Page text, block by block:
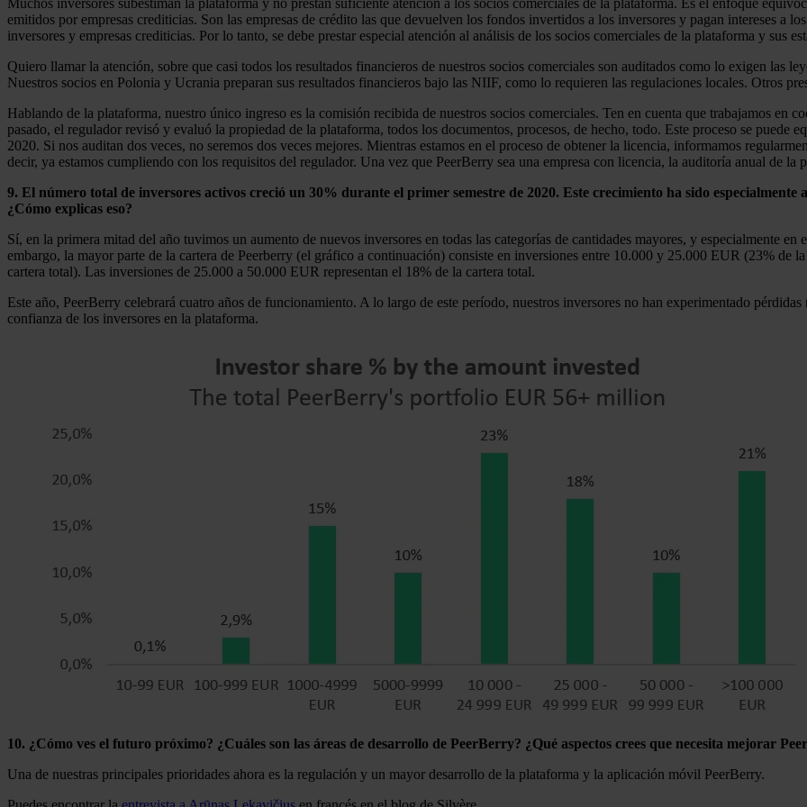
emitidos por empresas crediticias. Son las empresas de crédito las que devuelven los fondos invertidos a los inversores y pagan intereses a
inversores y empresas crediticias. Por lo tanto, se debe prestar especial atención al análisis de los socios comerciales de la plataforma y sus
Quiero llamar la atención, sobre que casi todos los resultados financieros de nuestros socios comerciales son auditados como lo exigen las
Nuestros socios en Polonia y Ucrania preparan sus resultados financieros bajo las NIIF, como lo requieren las regulaciones locales. Otros
Hablando de la plataforma, nuestro único ingreso es la comisión recibida de nuestros socios comerciales. Ten en cuenta que trabajamos en
pasado, el regulador revisó y evaluó la propiedad de la plataforma, todos los documentos, procesos, de hecho, todo. Este proceso se puede
2020. Si nos auditan dos veces, no seremos dos veces mejores. Mientras estamos en el proceso de obtener la licencia, informamos
decir, ya estamos cumpliendo con los requisitos del regulador. Una vez que PeerBerry sea una empresa con licencia, la auditoría anual de la
9. El número total de inversores activos creció un 30% durante el primer semestre de 2020. Este crecimiento ha sido especialmente
¿Cómo explicas eso?
Sí, en la primera mitad del año tuvimos un aumento de nuevos inversores en todas las categorías de cantidades mayores, y especialmente
embargo, la mayor parte de la cartera de Peerberry (el gráfico a continuación) consiste en inversiones entre 10.000 y 25.000 EUR (23% de
cartera total). Las inversiones de 25.000 a 50.000 EUR representan el 18% de la cartera total.
Este año, PeerBerry celebrará cuatro años de funcionamiento. A lo largo de este período, nuestros inversores no han experimentado
confianza de los inversores en la plataforma.
10. ¿Cómo ves el futuro próximo? ¿Cuáles son las áreas de desarrollo de PeerBerry? ¿Qué aspectos crees que necesita mejorar
Una de nuestras principales prioridades ahora es la regulación y un mayor desarrollo de la plataforma y la aplicación móvil PeerBerry.